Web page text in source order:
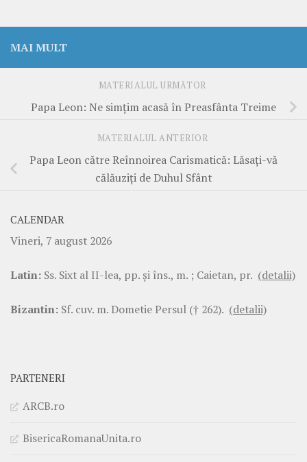
MAI MULT
MATERIALUL URMĂTOR
Papa Leon: Ne simțim acasă în Preasfânta Treime
MATERIALUL ANTERIOR
Papa Leon către Reînnoirea Carismatică: Lăsați-vă
călăuziți de Duhul Sfânt
CALENDAR
Vineri, 7 august 2026
Latin: Ss. Sixt al II-lea, pp. şi îns., m. ; Caietan, pr. (detalii)
Bizantin: Sf. cuv. m. Dometie Persul († 262). (detalii)
PARTENERI
ARCB.ro
BisericaRomanaUnita.ro